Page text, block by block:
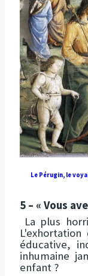
Le Pérugin, le
5 – « Vous
La plus
éducative,
inhumaine
enfant ?